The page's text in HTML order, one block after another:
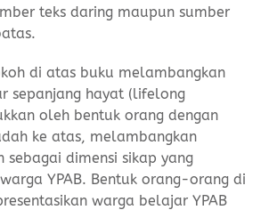
teks daring maupun sumber
di atas buku melambangkan
sepanjang hayat (lifelong
oleh bentuk orang dengan
ke atas, melambangkan
dimensi sikap yang
YPAB. Bentuk orang-orang di
warga belajar YPAB